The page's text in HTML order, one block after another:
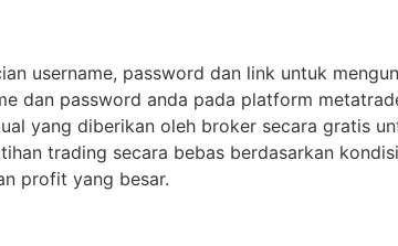
username, password dan link untuk
dan password anda pada platform
yang diberikan oleh broker secara gratis
trading secara bebas berdasarkan
profit yang besar.